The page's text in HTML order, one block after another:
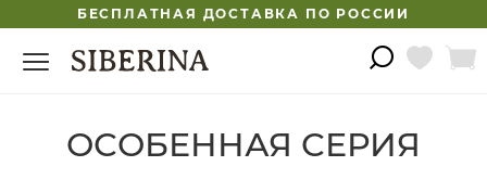
БЕСПЛАТНАЯ ДОСТАВКА ПО РОССИИ
ОСОБЕННАЯ СЕРИЯ